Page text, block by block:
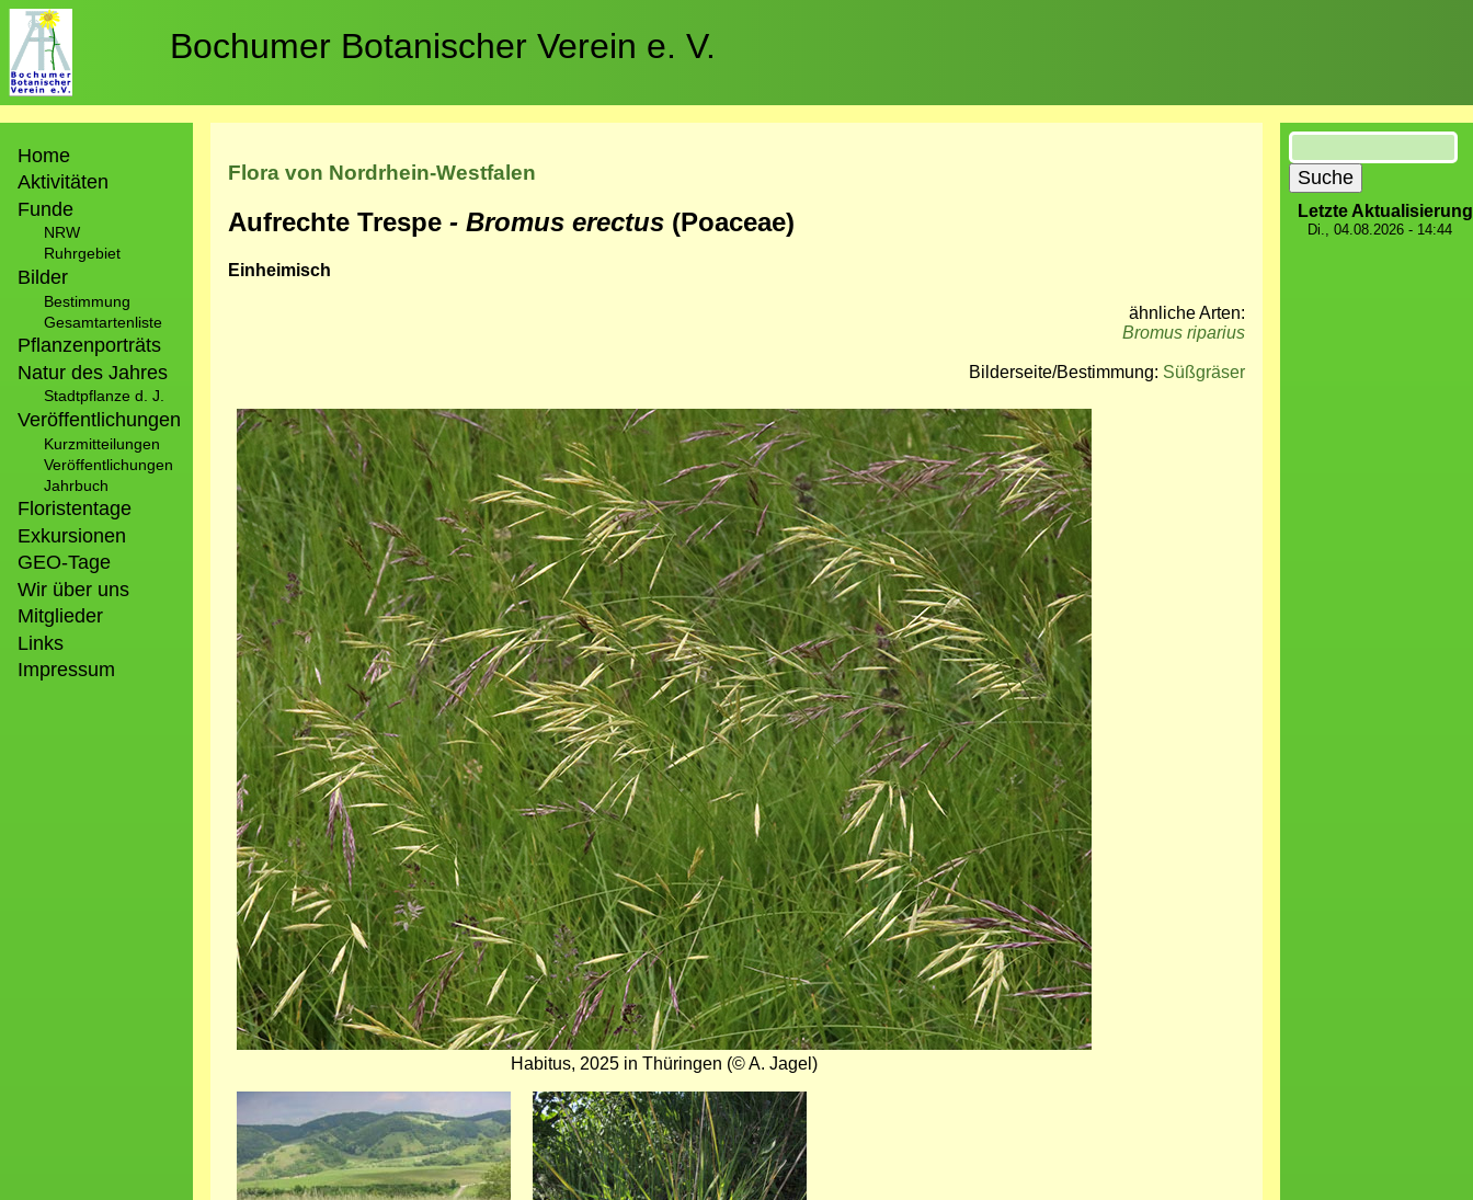
Direkt
zum
Inhalt
Bochumer Botanischer Verein e. V.
Home
Aktivitäten
Funde
NRW
Ruhrgebiet
Bilder
Bestimmung
Gesamtartenliste
Pflanzenporträts
Natur des Jahres
Stadtpflanze d. J.
Veröffentlichungen
Kurzmitteilungen
Veröffentlichungen
Jahrbuch
Floristentage
Exkursionen
GEO-Tage
Wir über uns
Mitglieder
Links
Impressum
Flora von Nordrhein-Westfalen
Aufrechte Trespe - Bromus erectus (Poaceae)
Einheimisch
ähnliche Arten:
Bromus riparius
Bilderseite/Bestimmung: Süßgräser
Bild
Habitus, 2025 in Thüringen (© A. Jagel)
Bild
Bild
Suche
Letzte Aktualisierung
Di., 04.08.2026 - 14:44